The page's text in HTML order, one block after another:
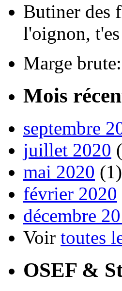
Butiner des
l'oignon,
Marge
Mois
septembre
juillet 2020
mai 2020 (1)
février 2020
décembre
Voir toutes
OSEF &